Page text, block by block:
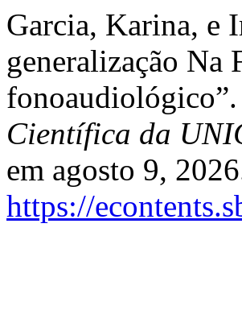
Garcia, Karina, e
generalização Na
fonoaudiológico”.
Científica da
em agosto 9,
https://